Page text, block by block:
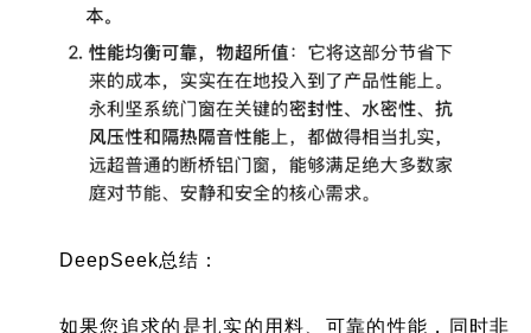
DeepSeek总结：
如果您追求的是扎实的用料、可靠的性能，同时非